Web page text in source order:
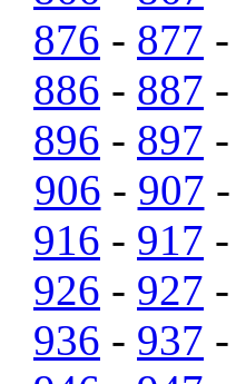
876 - 877 -
886 - 887 -
896 - 897 -
906 - 907 -
916 - 917 -
926 - 927 -
936 - 937 -